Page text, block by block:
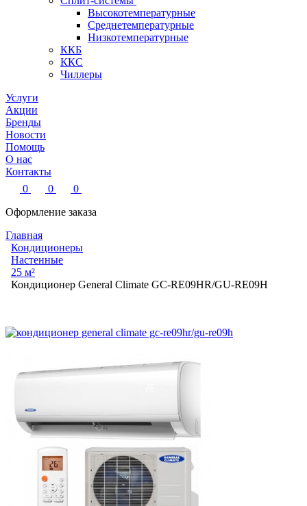
Высокотемпературные
Среднетемпературные
Низкотемпературные
ККБ
ККС
Чиллеры
Услуги
Акции
Бренды
Новости
Помощь
О нас
Контакты
0
0
0
Оформление заказа
Главная
Кондиционеры
Настенные
25 м²
Кондиционер General Climate GC-RE09HR/GU-RE09H